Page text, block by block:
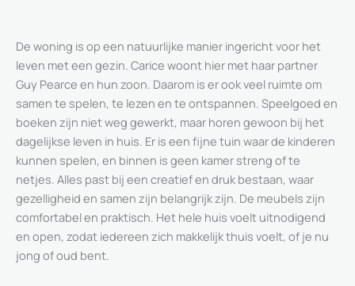
De woning is op een natuurlijke manier ingericht voor het
leven met een gezin. Carice woont hier met haar partner
Guy Pearce en hun zoon. Daarom is er ook veel ruimte om
samen te spelen, te lezen en te ontspannen. Speelgoed en
boeken zijn niet weg gewerkt, maar horen gewoon bij het
dagelijkse leven in huis. Er is een fijne tuin waar de kinderen
kunnen spelen, en binnen is geen kamer streng of te
netjes. Alles past bij een creatief en druk bestaan, waar
gezelligheid en samen zijn belangrijk zijn. De meubels zijn
comfortabel en praktisch. Het hele huis voelt uitnodigend
en open, zodat iedereen zich makkelijk thuis voelt, of je nu
jong of oud bent.